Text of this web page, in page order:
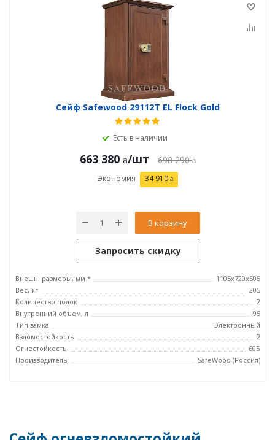
Сейф Safewood 29112T EL Flock Gold
Есть в наличии
663 380 /шт 698 290
Экономия 34 910
В корзину
Запросить скидку
Внешн. размеры, мм *
1105х720х505
Вес, кг
205
Количество полок
2
Внутренний объем, л
95
Тип замка
Электронный
Взломостойкость
2
Огнестойкость
60Б
Производитель
SafeWood (Россия)